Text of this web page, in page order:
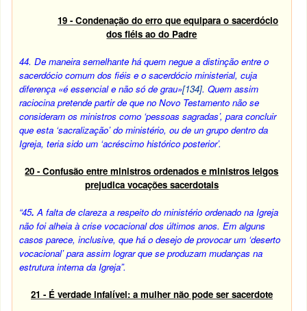
19 - Condenação do erro que equipara o sacerdócio
dos fiéis ao do Padre
44. De maneira semelhante há quem negue a distinção entre o
sacerdócio comum dos fiéis e o sacerdócio ministerial, cuja
diferença «é essencial e não só de grau»[134]. Quem assim
raciocina pretende partir de que no Novo Testamento não se
consideram os ministros como ‘pessoas sagradas’, para concluir
que esta ‘sacralização’ do ministério, ou de un grupo dentro da
Igreja, teria sido um ‘acréscimo histórico posterior’.
20 - Confusão entre ministros ordenados e ministros leigos
prejudica vocações sacerdotais
“45. A falta de clareza a respeito do ministério ordenado na Igreja
não foi alheia à crise vocacional dos últimos anos. Em alguns
casos parece, inclusive, que há o desejo de provocar um ‘deserto
vocacional’ para assim lograr que se produzam mudanças na
estrutura interna da Igreja”.
21 - É verdade infalível: a mulher não pode ser sacerdote